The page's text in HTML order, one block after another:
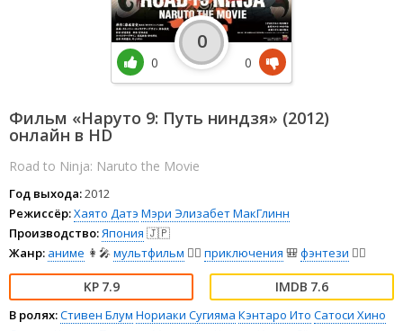
Фильм «Наруто 9: Путь ниндзя» (2012)
онлайн в HD
Road to Ninja: Naruto the Movie
Год выхода:2012
Режиссёр:Хаято Датэ Мэри Элизабет МакГлинн
Производство:Япония 🇯🇵
Жанр: аниме 👩‍🎤 мультфильм 🧚‍♀️ приключения 🎒фэнтези 🧝‍♂️
7.9 7.6
В ролях:Стивен Блум Нориаки Сугияма Кэнтаро Ито Сатоси Хино
0
0
0